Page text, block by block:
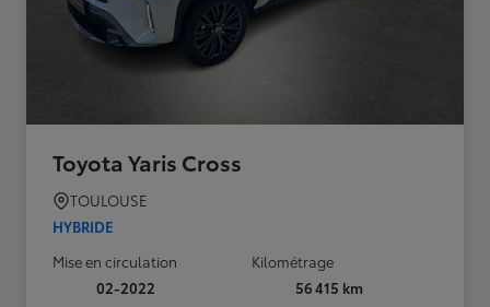
Toyota Yaris Cross
TOULOUSE
HYBRIDE
Mise en circulation
02-2022
Kilométrage
56 415 km